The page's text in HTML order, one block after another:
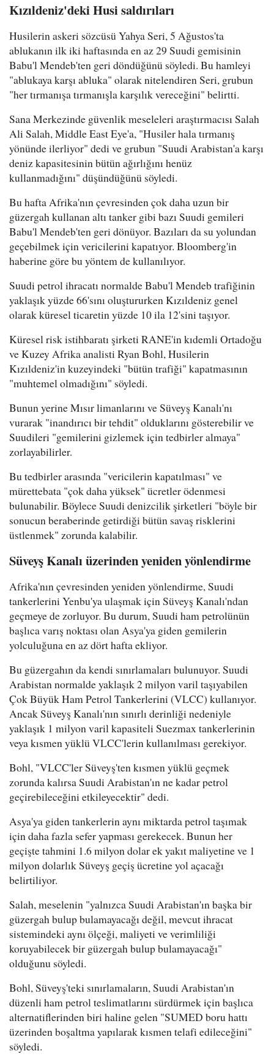
Kızıldeniz'deki Husi saldırıları
Husilerin askeri sözcüsü Yahya Seri, 5 Ağustos'ta
ablukanın ilk iki haftasında en az 29 Suudi gemisinin
Babu'l Mendeb'ten geri döndüğünü söyledi. Bu hamleyi
"ablukaya karşı abluka" olarak nitelendiren Seri, grubun
"her tırmanışa tırmanışla karşılık vereceğini" belirtti.
Sana Merkezinde güvenlik meseleleri araştırmacısı Salah
Ali Salah, Middle East Eye'a, "Husiler hala tırmanış
yönünde ilerliyor" dedi ve grubun "Suudi Arabistan'a karşı
deniz kapasitesinin bütün ağırlığını henüz
kullanmadığını" düşündüğünü söyledi.
Bu hafta Afrika'nın çevresinden çok daha uzun bir
güzergah kullanan altı tanker gibi bazı Suudi gemileri
Babu'l Mendeb'ten geri dönüyor. Bazıları da su yolundan
geçebilmek için vericilerini kapatıyor. Bloomberg'in
haberine göre bu yöntem de kullanılıyor.
Suudi petrol ihracatı normalde Babu'l Mendeb trafiğinin
yaklaşık yüzde 66'sını oluştururken Kızıldeniz genel
olarak küresel ticaretin yüzde 10 ila 12'sini taşıyor.
Küresel risk istihbaratı şirketi RANE'in kıdemli Ortadoğu
ve Kuzey Afrika analisti Ryan Bohl, Husilerin
Kızıldeniz'in kuzeyindeki "bütün trafiği" kapatmasının
"muhtemel olmadığını" söyledi.
Bunun yerine Mısır limanlarını ve Süveyş Kanalı'nı
vurarak "inandırıcı bir tehdit" olduklarını gösterebilir ve
Suudileri "gemilerini gizlemek için tedbirler almaya"
zorlayabilirler.
Bu tedbirler arasında "vericilerin kapatılması" ve
mürettebata "çok daha yüksek" ücretler ödenmesi
bulunabilir. Böylece Suudi denizcilik şirketleri "böyle bir
sonucun beraberinde getirdiği bütün savaş risklerini
üstlenmek" zorunda kalabilir.
Süveyş Kanalı üzerinden yeniden yönlendirme
Afrika'nın çevresinden yeniden yönlendirme, Suudi
tankerlerini Yenbu'ya ulaşmak için Süveyş Kanalı'ndan
geçmeye de zorluyor. Bu durum, Suudi ham petrolünün
başlıca varış noktası olan Asya'ya giden gemilerin
yolculuğuna en az dört hafta ekliyor.
Bu güzergahın da kendi sınırlamaları bulunuyor. Suudi
Arabistan normalde yaklaşık 2 milyon varil taşıyabilen
Çok Büyük Ham Petrol Tankerlerini (VLCC) kullanıyor.
Ancak Süveyş Kanalı'nın sınırlı derinliği nedeniyle
yaklaşık 1 milyon varil kapasiteli Suezmax tankerlerinin
veya kısmen yüklü VLCC'lerin kullanılması gerekiyor.
Bohl, "VLCC'ler Süveyş'ten kısmen yüklü geçmek
zorunda kalırsa Suudi Arabistan'ın ne kadar petrol
geçirebileceğini etkileyecektir" dedi.
Asya'ya giden tankerlerin aynı miktarda petrol taşımak
için daha fazla sefer yapması gerekecek. Bunun her
geçişte tahmini 1.6 milyon dolar ek yakıt maliyetine ve 1
milyon dolarlık Süveyş geçiş ücretine yol açacağı
belirtiliyor.
Salah, meselenin "yalnızca Suudi Arabistan'ın başka bir
güzergah bulup bulamayacağı değil, mevcut ihracat
sistemindeki aynı ölçeği, maliyeti ve verimliliği
koruyabilecek bir güzergah bulup bulamayacağı"
olduğunu söyledi.
Bohl, Süveyş'teki sınırlamaların, Suudi Arabistan'ın
düzenli ham petrol teslimatlarını sürdürmek için başlıca
alternatiflerinden biri haline gelen "SUMED boru hattı
üzerinden boşaltma yapılarak kısmen telafi edileceğini"
söyledi.